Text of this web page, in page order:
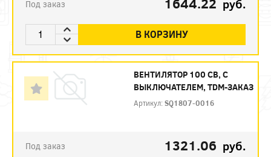
Под заказ руб.
В КОРЗИНУ
ВЕНТИЛЯТОР 100 СВ, С
ВЫКЛЮЧАТЕЛЕМ, TDM-ЗАКАЗ
Артикул:SQ1807-0016
Под заказ 1321.06 руб.